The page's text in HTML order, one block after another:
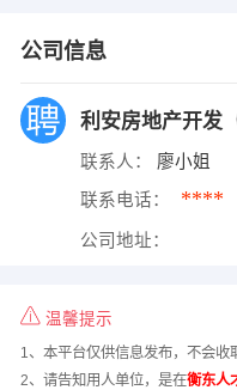
公司信息
利安房地产开发
联系人： 廖小姐
联系电话： ****
公司地址：
温馨提示
1、本平台仅供信息发布，不会收
2、请告知用人单位，是在衡东人